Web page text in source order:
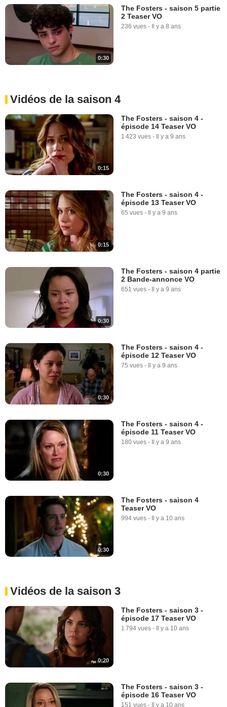
0:30
The Fosters - saison 5 partie
2 Teaser VO
236 vues - Il y a 8 ans
Vidéos de la saison 4
0:15
The Fosters - saison 4 -
épisode 14 Teaser VO
1 423 vues - Il y a 9 ans
0:15
The Fosters - saison 4 -
épisode 13 Teaser VO
65 vues - Il y a 9 ans
0:30
The Fosters - saison 4 partie
2 Bande-annonce VO
651 vues - Il y a 9 ans
0:30
The Fosters - saison 4 -
épisode 12 Teaser VO
75 vues - Il y a 9 ans
0:30
The Fosters - saison 4 -
épisode 11 Teaser VO
180 vues - Il y a 9 ans
0:30
The Fosters - saison 4
Teaser VO
994 vues - Il y a 10 ans
Vidéos de la saison 3
0:20
The Fosters - saison 3 -
épisode 17 Teaser VO
1 794 vues - Il y a 10 ans
The Fosters - saison 3 -
épisode 16 Teaser VO
151 vues - Il y a 10 ans